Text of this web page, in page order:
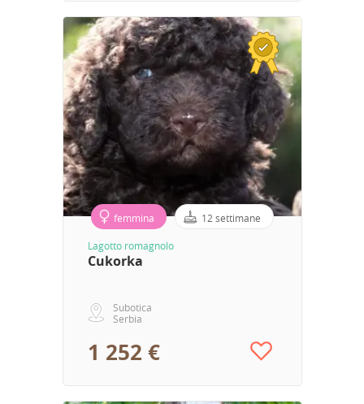
femmina 12 settimane
Lagotto romagnolo
Cukorka
Subotica
Serbia
1 252 €